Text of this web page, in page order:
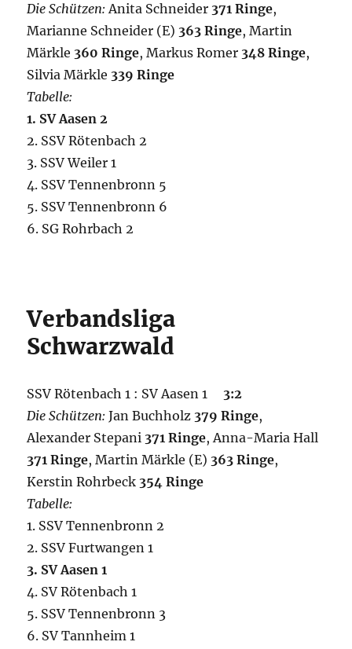
Die Schützen:Anita Schneider 371 Ringe,
Marianne Schneider (E) 363 Ringe, Martin
Märkle 360 Ringe, Markus Romer 348 Ringe,
Silvia Märkle 339 Ringe
Tabelle:
1. SV Aasen 2
2. SSV Rötenbach 2
3. SSV Weiler 1
4. SSV Tennenbronn 5
5. SSV Tennenbronn 6
6. SG Rohrbach 2
Verbandsliga
Schwarzwald
SSV Rötenbach 1 : SV Aasen 1 3:2
Die Schützen: Jan Buchholz 379 Ringe,
Alexander Stepani 371 Ringe, Anna-Maria Hall
371 Ringe, Martin Märkle (E) 363 Ringe,
Kerstin Rohrbeck 354 Ringe
Tabelle:
1. SSV Tennenbronn 2
2. SSV Furtwangen 1
3. SV Aasen 1
4. SV Rötenbach 1
5. SSV Tennenbronn 3
6. SV Tannheim 1